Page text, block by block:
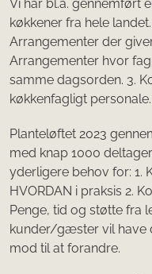
Vi har bl.a. gennemført
køkkener fra hele
Arrangementer der
Arrangementer hvor
samme dagsorden. 3.
køkkenfagligt personale.
Planteløftet 2023
med knap 1000
yderligere behov for: 1.
HVORDAN i praksis 2.
Penge, tid og støtte fra
kunder/gæster vil have
mod til at forandre.